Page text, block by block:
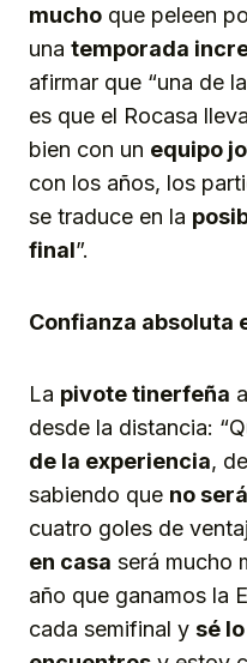
mucho que peleen
una temporada
afirmar que “una de
es que el Rocasa
bien con un equipo
con los años, los
se traduce en la
final”.
Confianza absoluta
La pivote tinerfeña
desde la distancia:
de la experiencia,
sabiendo que no
cuatro goles de
en casa será mucho
año que ganamos la
cada semifinal y sé